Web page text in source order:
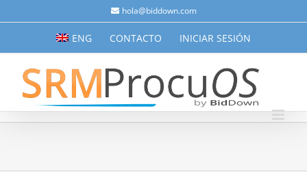
al
hola@biddown.com
ENG CONTACTO INICIAR SESIÓN